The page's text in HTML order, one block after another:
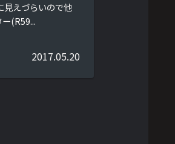
見えづらいので他
(R59...
2017.05.20